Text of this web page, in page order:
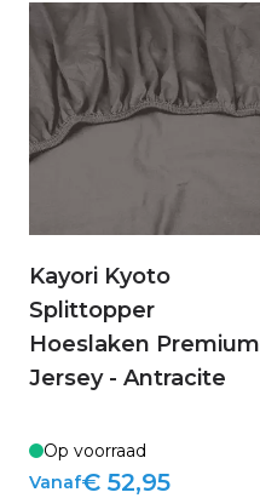
Kayori Kyoto
Splittopper
Hoeslaken Premium
Jersey - Antracite
Op voorraad
Vanaf€ 52,95